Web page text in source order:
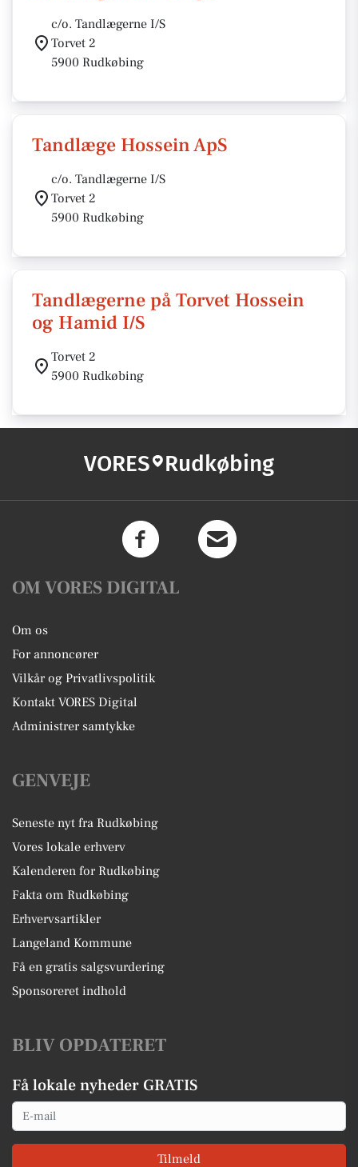
c/o. Tandlægerne I/S
Torvet 2
5900 Rudkøbing
Tandlæge Hossein ApS
c/o. Tandlægerne I/S
Torvet 2
5900 Rudkøbing
Tandlægerne på Torvet Hossein
og Hamid I/S
Torvet 2
5900 Rudkøbing
VORES Rudkøbing
OM VORES DIGITAL
Om os
For annoncører
Vilkår og Privatlivspolitik
Kontakt VORES Digital
Administrer samtykke
GENVEJE
Seneste nyt fra Rudkøbing
Vores lokale erhverv
Kalenderen for Rudkøbing
Fakta om Rudkøbing
Erhvervsartikler
Langeland Kommune
Få en gratis salgsvurdering
Sponsoreret indhold
BLIV OPDATERET
Få lokale nyheder GRATIS
Email
Tilmeld